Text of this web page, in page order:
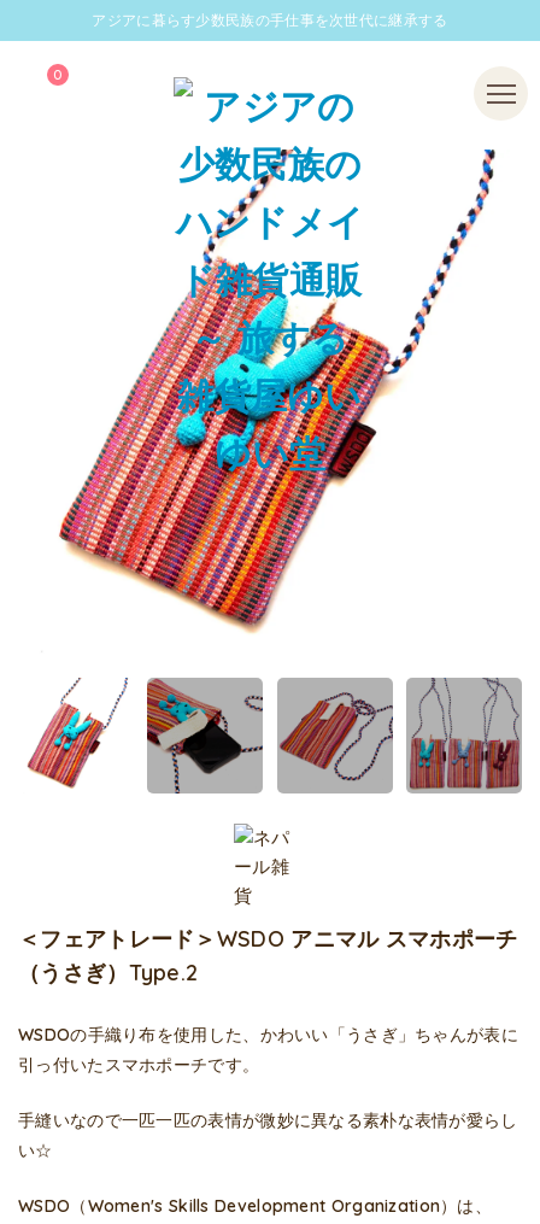
アジアに暮らす少数民族の手仕事を次世代に継承する
0 Menu
＜フェアトレード＞WSDO アニマル スマホポーチ
（うさぎ）Type.2
WSDOの手織り布を使用した、かわいい「うさぎ」ちゃんが表に
引っ付いたスマホポーチです。
手縫いなので一匹一匹の表情が微妙に異なる素朴な表情が愛らし
い☆
WSDO（Women's Skills Development Organization）は、